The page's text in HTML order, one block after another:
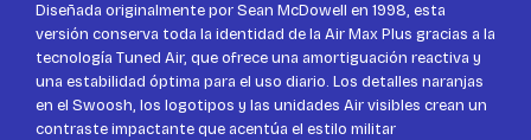
Diseñada originalmente por Sean McDowell en 1998, esta
versión conserva toda la identidad de la Air Max Plus gracias a la
tecnología Tuned Air, que ofrece una amortiguación reactiva y
una estabilidad óptima para el uso diario. Los detalles naranjas
en el Swoosh, los logotipos y las unidades Air visibles crean un
contraste impactante que acentúa el estilo militar